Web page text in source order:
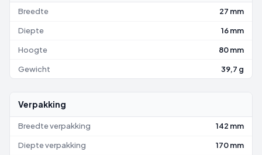
Breedte 27 mm
Diepte 16 mm
Hoogte 80 mm
Gewicht 39,7 g
Verpakking
Breedte verpakking 142 mm
Diepte verpakking 170 mm